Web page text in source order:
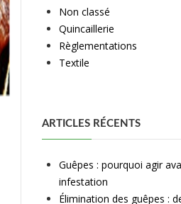
Non classé
Quincaillerie
Règlementations
Textile
ARTICLES RÉCENTS
Guêpes : pourquoi agir
infestation
Élimination des guêpes :